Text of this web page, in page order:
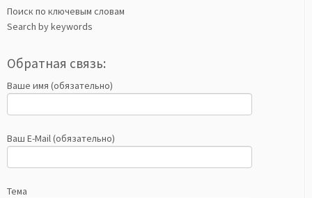
Поиск по ключевым словам
Search by keywords
Обратная связь:
Ваше имя (обязательно)
Ваш E-Mail (обязательно)
Тема